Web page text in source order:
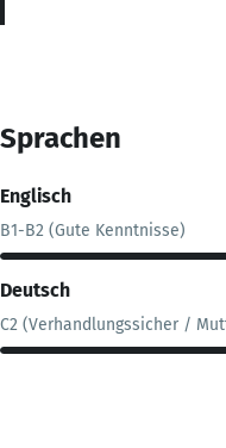
Sprachen
Englisch
B1-B2 (Gute Kenntnisse)
Deutsch
C2 (Verhandlungssicher /